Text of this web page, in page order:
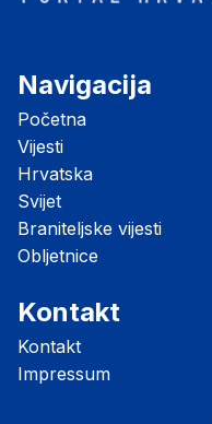
Navigacija
Početna
Vijesti
Hrvatska
Svijet
Braniteljske vijesti
Obljetnice
Kontakt
Kontakt
Impressum